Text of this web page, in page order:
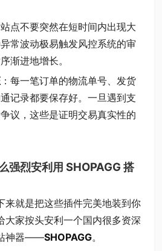
点不要突然在短时间内出现大
常波动极易触发风控系统的审
渐进地增长。
：每一笔订单的物流单号、发货
记录都要保存好。一旦遇到支
议，这些是证明交易真实性的
强烈安利用 SHOPAGG 搭
来就是把这些插件完美地装到你
大家按头安利一个国内很多资深
神器——SHOPAGG。